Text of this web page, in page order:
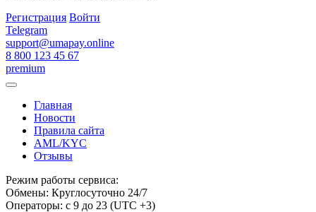
Регистрация Войти
Telegram
support@umapay.online
8 800 123 45 67
premium
Главная
Новости
Правила сайта
AML/KYC
Отзывы
Режим работы сервиса:
Обмены: Круглосуточно 24/7
Операторы: с 9 до 23 (UTC +3)